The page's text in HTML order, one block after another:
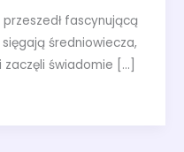
fascynującą
średniowiecza,
świadomie […]